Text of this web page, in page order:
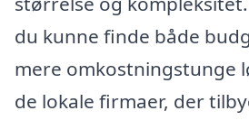
du kunne finde både
mere omkostningstunge
de lokale firmaer, der